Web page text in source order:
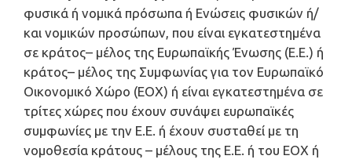
φυσικά ή νομικά πρόσωπα ή Ενώσεις φυσικών ή/
και νομικών προσώπων, που είναι εγκατεστημένα
σε κράτος– μέλος της Ευρωπαϊκής Ένωσης (Ε.Ε.) ή
κράτος– μέλος της Συμφωνίας για τον Ευρωπαϊκό
Οικονομικό Χώρο (ΕΟΧ) ή είναι εγκατεστημένα σε
τρίτες χώρες που έχουν συνάψει ευρωπαϊκές
συμφωνίες με την Ε.Ε. ή έχουν συσταθεί με τη
νομοθεσία κράτους – μέλους της Ε.Ε. ή του ΕΟΧ ή